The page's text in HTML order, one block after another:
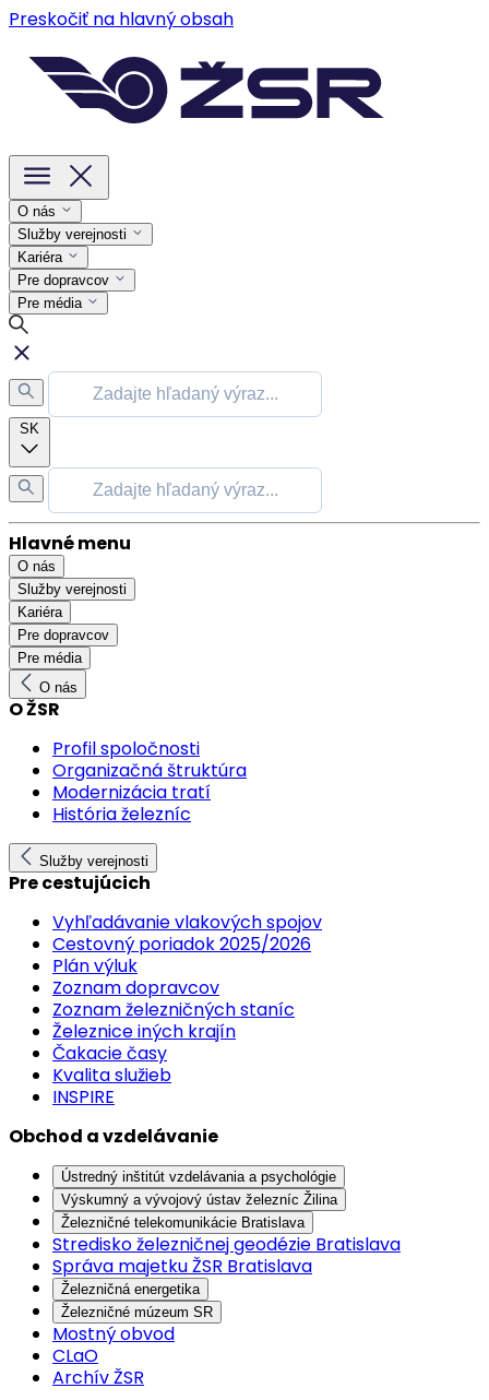
Preskočiť na hlavný obsah
O nás
Služby verejnosti
Kariéra
Pre dopravcov
Pre média
SK
Hlavné menu
O nás
Služby verejnosti
Kariéra
Pre dopravcov
Pre média
O nás
O ŽSR
Profil spoločnosti
Organizačná štruktúra
Modernizácia tratí
História železníc
Služby verejnosti
Pre cestujúcich
Vyhľadávanie vlakových spojov
Cestovný poriadok 2025/2026
Plán výluk
Zoznam dopravcov
Zoznam železničných staníc
Železnice iných krajín
Čakacie časy
Kvalita služieb
INSPIRE
Obchod a vzdelávanie
Ústredný inštitút vzdelávania a psychológie
Výskumný a vývojový ústav železníc Žilina
Železničné telekomunikácie Bratislava
Stredisko železničnej geodézie Bratislava
Správa majetku ŽSR Bratislava
Železničná energetika
Železničné múzeum SR
Mostný obvod
CLaO
Archív ŽSR